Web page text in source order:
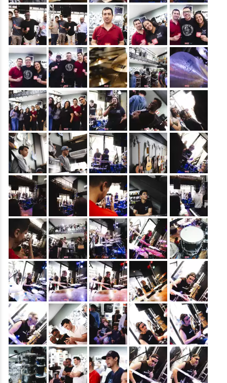
&nbsp; &nbsp; &nbsp; &nbsp; &nbsp;
&nbsp; &nbsp; &nbsp; &nbsp; &nbsp;
&nbsp; &nbsp; &nbsp; &nbsp; &nbsp;
&nbsp; &nbsp; &nbsp; &nbsp; &nbsp;
&nbsp; &nbsp; &nbsp; &nbsp; &nbsp;
&nbsp; &nbsp; &nbsp; &nbsp; &nbsp;
&nbsp; &nbsp; &nbsp; &nbsp; &nbsp;
&nbsp; &nbsp; &nbsp; &nbsp; &nbsp;
&nbsp; &nbsp; &nbsp; &nbsp; &nbsp;